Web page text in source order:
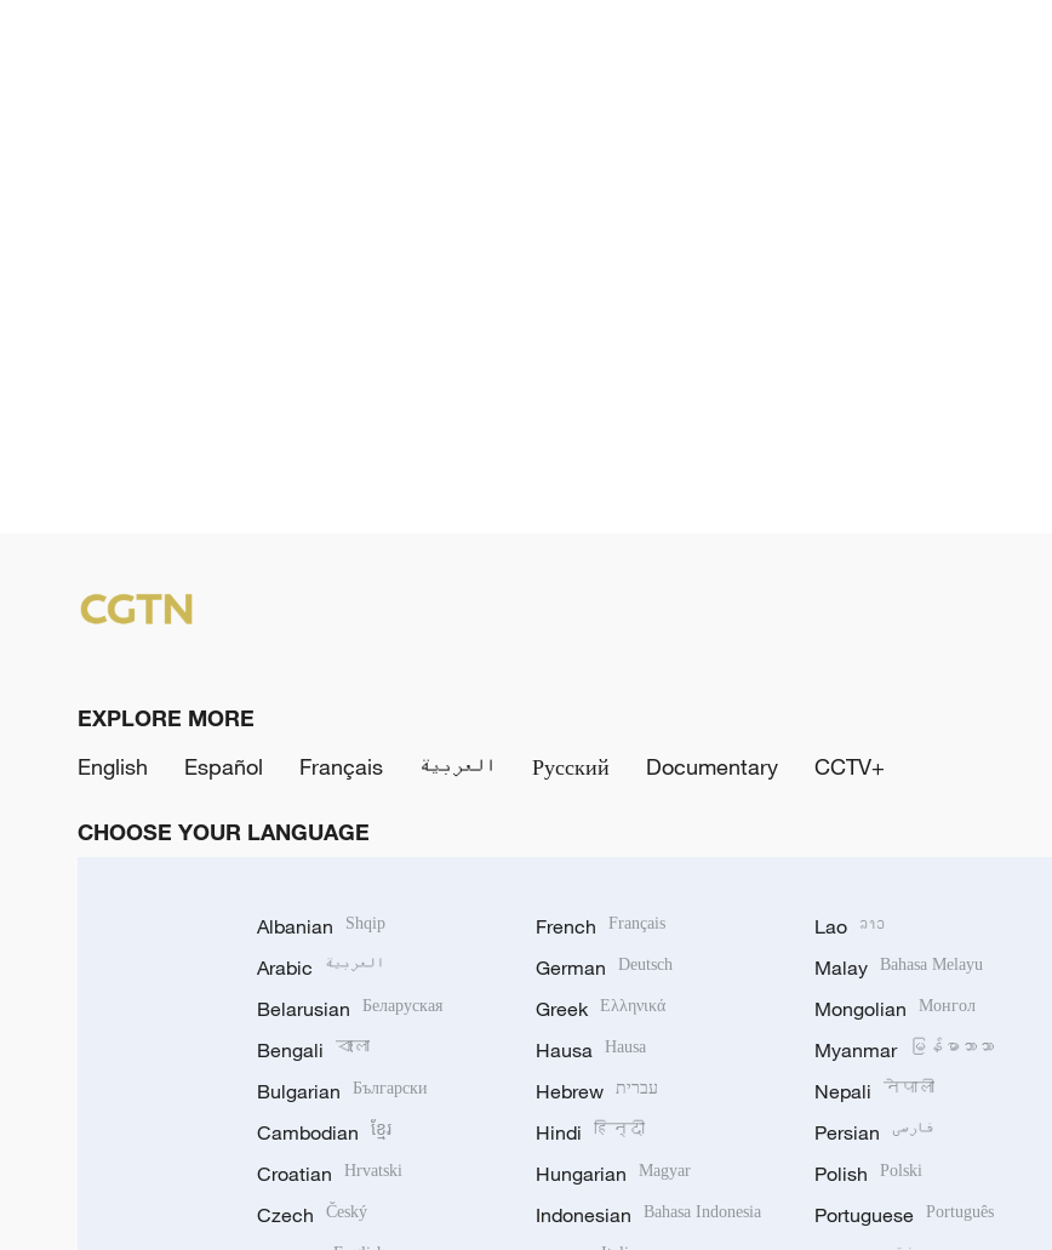
EXPLORE MORE
English
Español Français العربية Русский Documentary CCTV+
CHOOSE YOUR LANGUAGE
Albanian Shqip
Arabic العربية
Belarusian Беларуская
Bengali বাংলা
Bulgarian Български
Cambodian ខ្មែរ
Croatian Hrvatski
Czech Český
French Français
German Deutsch
Greek Ελληνικά
Hausa Hausa
Hebrew עברית
Hindi हिन्दी
Hungarian Magyar
Indonesian Bahasa Indonesia
Lao ລາວ
Malay Bahasa Melayu
Mongolian Монгол
Myanmar မြန်မာဘာသာ
Nepali नेपाली
Persian فارسی
Polish Polski
Portuguese Português